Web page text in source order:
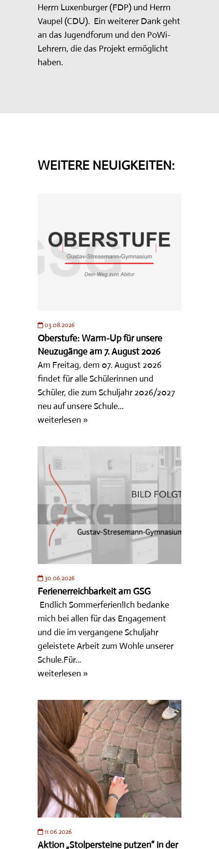
Herrn Luxenburger (FDP) und Herrn
Vaupel (CDU). Ein weiterer Dank geht
an das Jugendforum und den PoWi-
Lehrern, die das Projekt ermöglicht
haben.
WEITERE NEUIGKEITEN:
03.08.2026
Oberstufe: Warm-Up für unsere
Neuzugänge am 7. August 2026
Am Freitag, dem 07. August 2026
findet für alle Schülerinnen und
Schüler, die zum Schuljahr 2026/2027
neu auf unsere Schule...
weiterlesen »
30.06.2026
Ferienerreichbarkeit am GSG
Endlich Sommerferien!Ich bedanke
mich bei allen für das Engagement
und die im vergangene Schuljahr
geleistete Arbeit zum Wohle unserer
Schule.Für...
weiterlesen »
11.06.2026
Aktion „Stolpersteine putzen“ in der